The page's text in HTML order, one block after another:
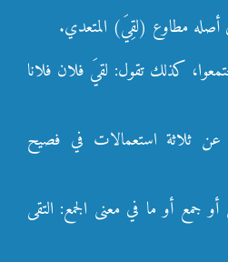
مطاوع (لقِيَ) المتعدي.
كذلك تقول: لقيَ فلان فلانا
عن ثلاثة استعمالات في فصيح
جمع أو ما في معنى الجمع: التقى